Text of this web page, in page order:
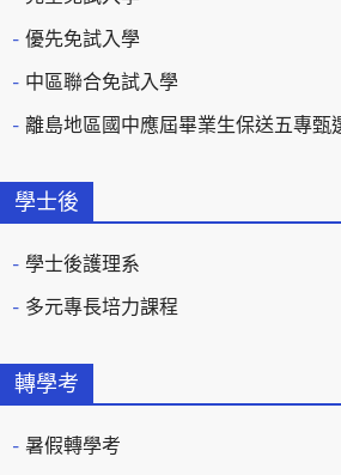
優先免試入學
中區聯合免試入學
離島地區國中應屆畢業生保送五專甄
學士後
學士後護理系
多元專長培力課程
轉學考
暑假轉學考